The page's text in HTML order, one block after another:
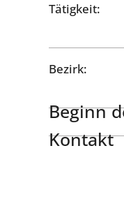
Tätigkeit:
Bezirk:
Beginn
Kontakt